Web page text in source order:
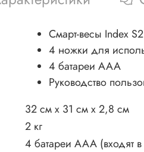
Смарт-весы Index S2
4 ножки для
4 батареи AAA
Руководство
32 см x 31 см x 2,8 см
2 кг
4 батареи AAA (входят в